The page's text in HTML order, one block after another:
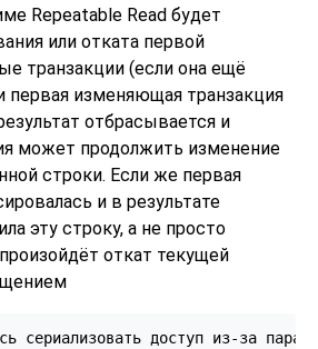
Repeatable Read будет
или отката первой
транзакции (если она ещё
первая изменяющая транзакция
отбрасывается и
может продолжить изменение
строки. Если же первая
и в результате
эту строку, а не просто
откат текущей